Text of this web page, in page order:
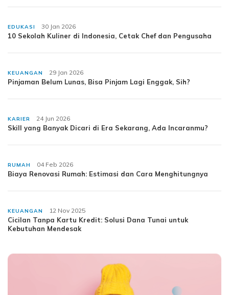
EDUKASI 30 Jan 2026
10 Sekolah Kuliner di Indonesia, Cetak Chef dan Pengusaha
KEUANGAN 29 Jan 2026
Pinjaman Belum Lunas, Bisa Pinjam Lagi Enggak, Sih?
KARIER 24 Jun 2026
Skill yang Banyak Dicari di Era Sekarang, Ada Incaranmu?
RUMAH 04 Feb 2026
Biaya Renovasi Rumah: Estimasi dan Cara Menghitungnya
KEUANGAN 12 Nov 2025
Cicilan Tanpa Kartu Kredit: Solusi Dana Tunai untuk
Kebutuhan Mendesak